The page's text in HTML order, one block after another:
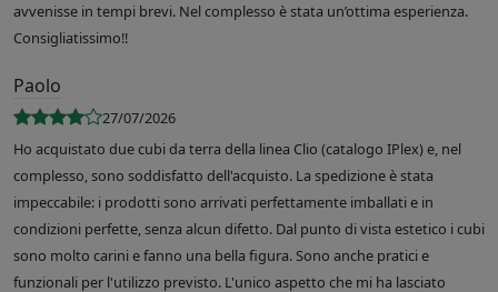
avvenisse in tempi brevi. Nel complesso è stata un’ottima esperienza.
Consigliatissimo!!
Paolo
27/07/2026
Ho acquistato due cubi da terra della linea Clio (catalogo IPlex) e, nel
complesso, sono soddisfatto dell'acquisto. La spedizione è stata
impeccabile: i prodotti sono arrivati perfettamente imballati e in
condizioni perfette, senza alcun difetto. Dal punto di vista estetico i cubi
sono molto carini e fanno una bella figura. Sono anche pratici e
funzionali per l'utilizzo previsto. L'unico aspetto che mi ha lasciato